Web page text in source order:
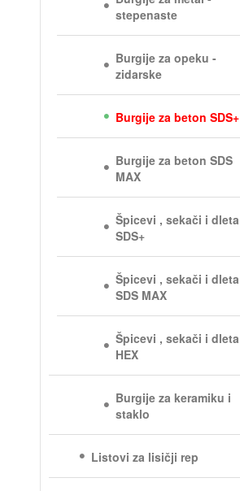
stepenaste
Burgije za opeku -
zidarske
Burgije za beton SDS+
Burgije za beton SDS
MAX
Špicevi , sekači i dleta
SDS+
Špicevi , sekači i dleta
SDS MAX
Špicevi , sekači i dleta
HEX
Burgije za keramiku i
staklo
Listovi za lisičji rep